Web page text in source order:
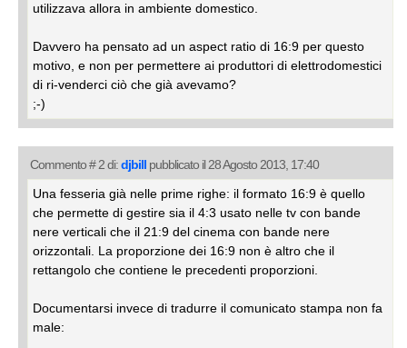
utilizzava allora in ambiente domestico.
Davvero ha pensato ad un aspect ratio di 16:9 per questo
motivo, e non per permettere ai produttori di elettrodomestici
di ri-venderci ciò che già avevamo?
;-)
Commento # 2 di:djbill pubblicato il 28 Agosto 2013, 17:40
Una fesseria già nelle prime righe: il formato 16:9 è quello
che permette di gestire sia il 4:3 usato nelle tv con bande
nere verticali che il 21:9 del cinema con bande nere
orizzontali. La proporzione dei 16:9 non è altro che il
rettangolo che contiene le precedenti proporzioni.
Documentarsi invece di tradurre il comunicato stampa non fa
male: